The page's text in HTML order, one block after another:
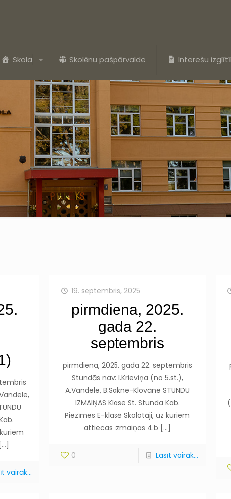
Skola Skolēnu pašpārvalde Interešu
[…]
vairāk...
19. septembris, 2025
pirmdiena, 2025.
gada 22.
septembris
pirmdiena, 2025. gada 22. septembris
Stundās nav: I.Krieviņa (no 5.st.),
A.Vandele, B.Sakne-Klovāne STUNDU
IZMAIŅAS Klase St. Stunda Kab.
Piezīmes E-klasē Skolotāji, uz kuriem
attiecas izmaiņas 4.b […]
0 Lasīt vairāk...